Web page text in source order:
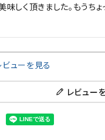
味しく頂きました。もうち
ューを見る
レビュー